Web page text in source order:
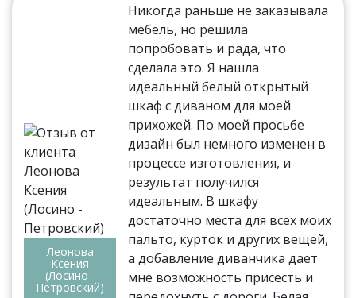
Леонова
Ксения
(Лосино -
Петровский)
Никогда раньше не заказывала
мебель, но решила
попробовать и рада, что
сделала это. Я нашла
идеальный белый открытый
шкаф с диваном для моей
прихожей. По моей просьбе
дизайн был немного изменен в
процессе изготовления, и
результат получился
идеальным. В шкафу
достаточно места для всех моих
пальто, курток и других вещей,
а добавление диванчика дает
мне возможность присесть и